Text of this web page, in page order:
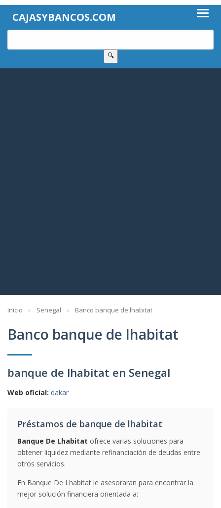
CAJASYBANCOS.COM
🔍
Inicio Senegal Banco banque de lhabitat
Banco banque de lhabitat
banque de lhabitat en Senegal
Web oficial: dakar
Préstamos de banque de lhabitat
Banque De Lhabitat ofrece varias soluciones para
obtener liquidez mediante refinanciación de deudas entre
otros servicios.
En Banque De Lhabitat le asesoraran para encontrar la
mejor solución financiera orientada a: